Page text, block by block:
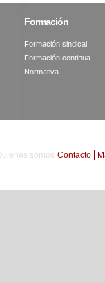
Formación
Formación sindical
Formación continua
Normativa
somos Contacto